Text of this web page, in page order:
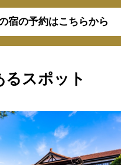
宿の予約はこちらから
るスポット